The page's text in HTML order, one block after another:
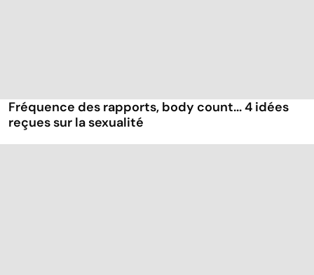
Fréquence des rapports, body count... 4 idées
reçues sur la sexualité